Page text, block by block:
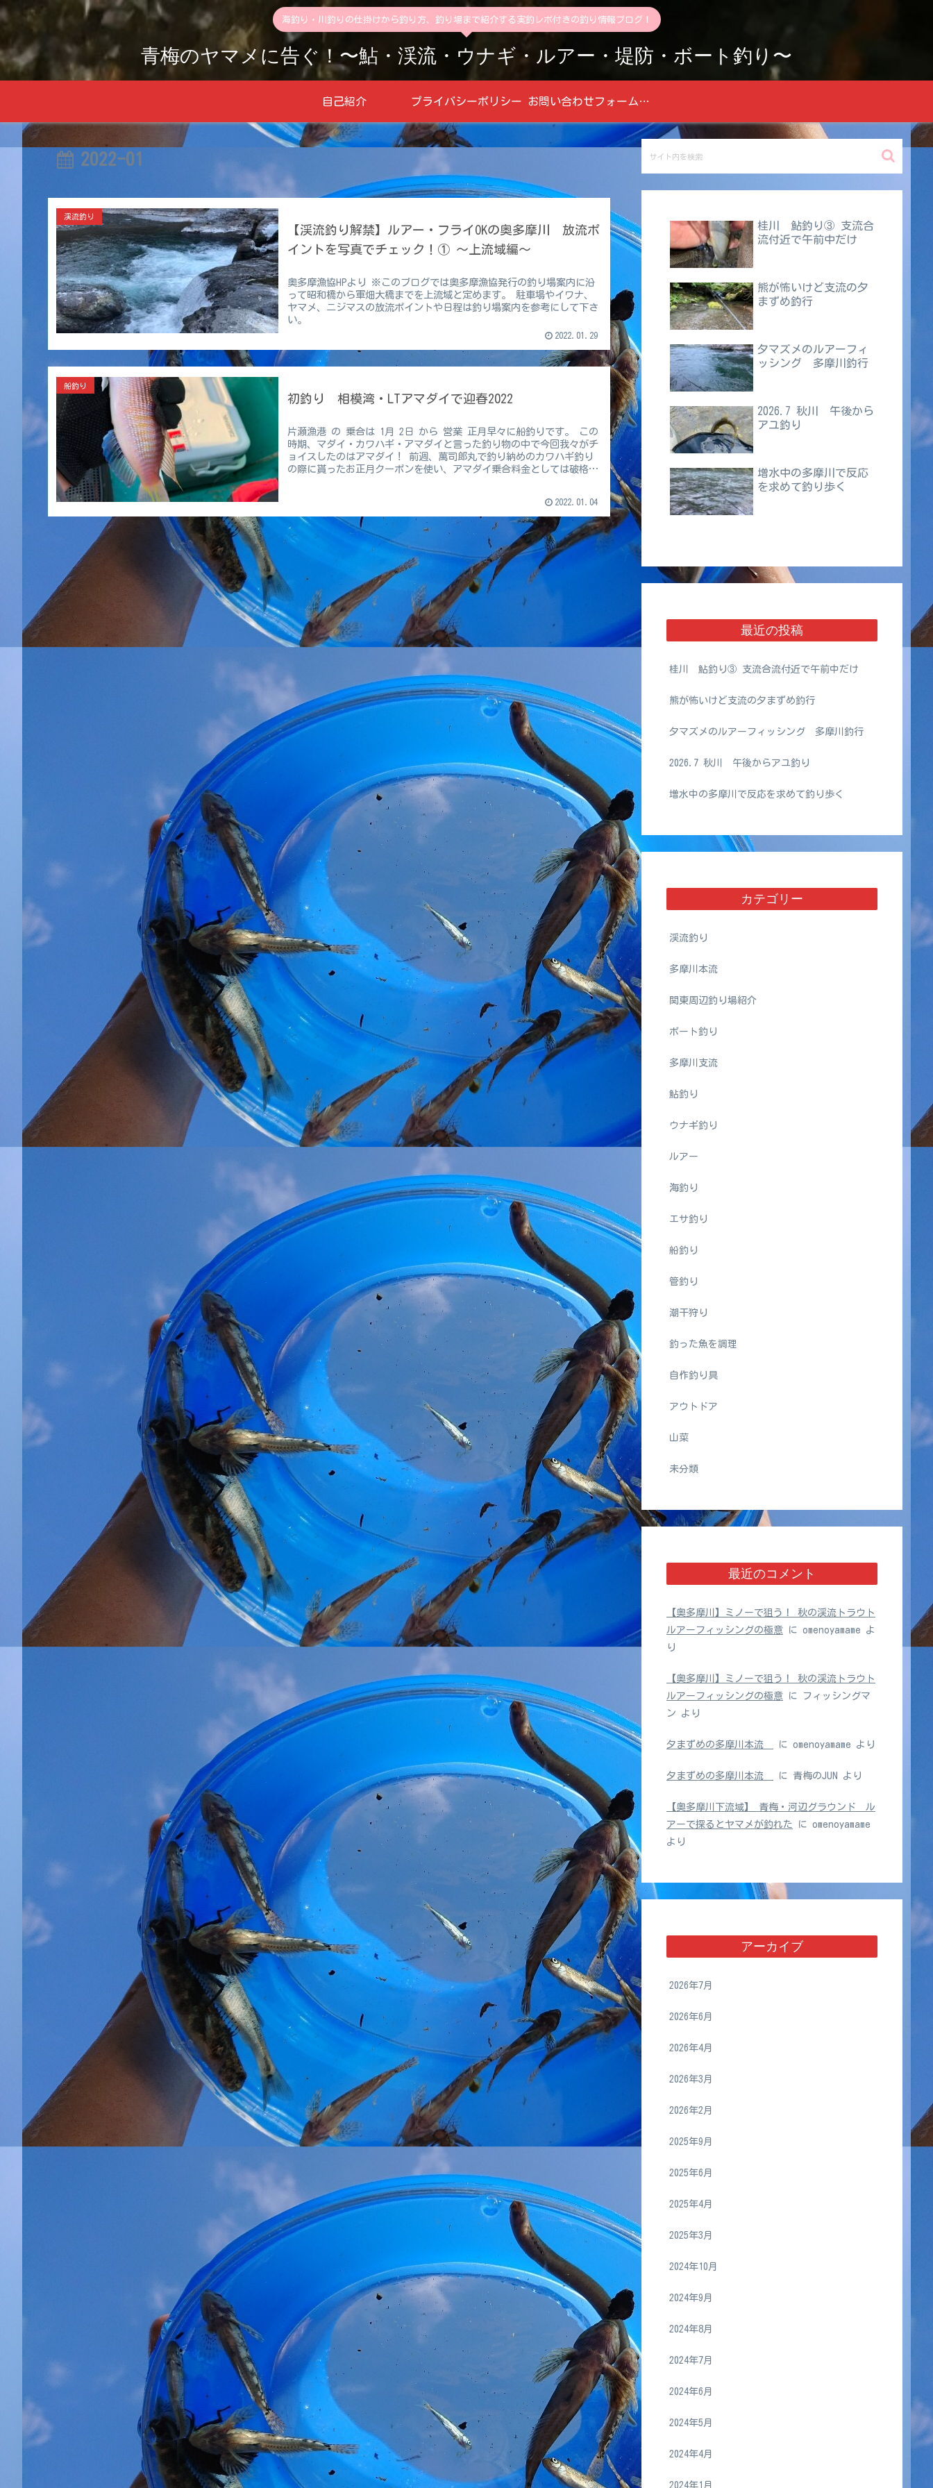
海釣り・川釣りの仕掛けから釣り方、釣り場まで紹介する実釣レポ付きの釣り情報ブログ！
青梅のヤマメに告ぐ！〜鮎・渓流・ウナギ・ルアー・堤防・ボート釣り〜
自己紹介 プライバシーポリシー お問い合わせフォーム 青梅のヤマメに告ぐ
2022-01
渓流釣り
【渓流釣り解禁】ルアー・フライOKの奥多摩川 放流ポ
イントを写真でチェック！① 〜上流域編〜
奥多摩漁協HPより ※このブログでは奥多摩漁協発行の釣り場案内に沿
って昭和橋から軍畑大橋までを上流域と定めます。 駐車場やイワナ、
ヤマメ、ニジマスの放流ポイントや日程は釣り場案内を参考にして下さ
い。
2022.01.29
船釣り
初釣り 相模湾・LTアマダイで迎春2022
片瀬漁港 の 乗合は 1月 2日 から 営業 正月早々に船釣りです。 この
時期、マダイ・カワハギ・アマダイと言った釣り物の中で今回我々がチ
ョイスしたのはアマダイ！ 前週、萬司郎丸で釣り納めのカワハギ釣り
の際に貰ったお正月クーポンを使い、アマダイ乗合料金としては破格の
2022.01.04
桂川 鮎釣り③ 支流合
流付近で午前中だけ
熊が怖いけど支流の夕
まずめ釣行
夕マズメのルアーフィ
ッシング 多摩川釣行
2026.7 秋川 午後から
アユ釣り
増水中の多摩川で反応
を求めて釣り歩く
最近の投稿
桂川 鮎釣り③ 支流合流付近で午前中だけ
熊が怖いけど支流の夕まずめ釣行
夕マズメのルアーフィッシング 多摩川釣行
2026.7 秋川 午後からアユ釣り
増水中の多摩川で反応を求めて釣り歩く
カテゴリー
渓流釣り
多摩川本流
関東周辺釣り場紹介
ボート釣り
多摩川支流
鮎釣り
ウナギ釣り
ルアー
海釣り
エサ釣り
船釣り
管釣り
潮干狩り
釣った魚を調理
自作釣り具
アウトドア
山菜
未分類
最近のコメント
【奥多摩川】ミノーで狙う！ 秋の渓流トラウト
ルアーフィッシングの極意 に omenoyamame よ
り
【奥多摩川】ミノーで狙う！ 秋の渓流トラウト
ルアーフィッシングの極意 に フィッシングマ
ン より
夕まずめの多摩川本流 に omenoyamame より
夕まずめの多摩川本流 に 青梅のJUN より
【奥多摩川下流域】 青梅・河辺グラウンド ル
アーで探るとヤマメが釣れた に omenoyamame
より
アーカイブ
2026年7月
2026年6月
2026年4月
2026年3月
2026年2月
2025年9月
2025年6月
2025年4月
2025年3月
2024年10月
2024年9月
2024年8月
2024年7月
2024年6月
2024年5月
2024年4月
2024年1月